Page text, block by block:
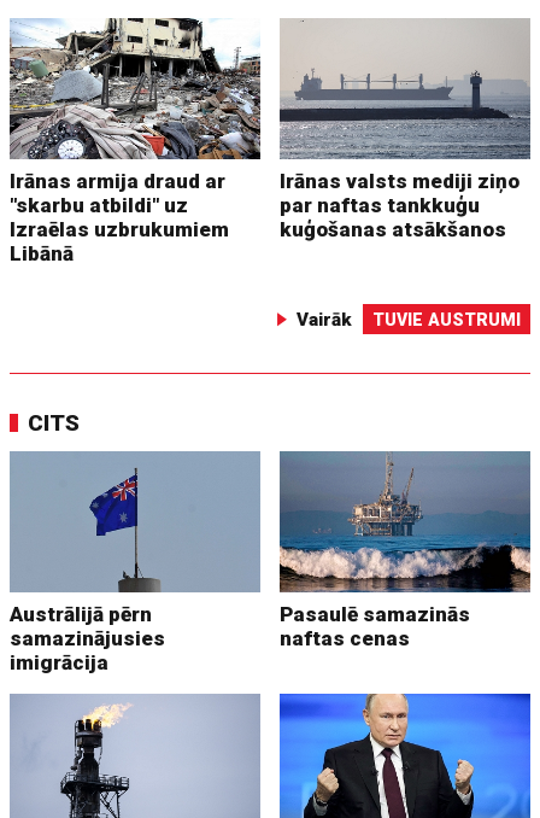
Irānas armija draud ar
"skarbu atbildi" uz
Izraēlas uzbrukumiem
Libānā
Irānas valsts mediji ziņo
par naftas tankkuģu
kuģošanas atsākšanos
Vairāk TUVIE AUSTRUMI
CITS
Austrālijā pērn
samazinājusies
imigrācija
Pasaulē samazinās
naftas cenas